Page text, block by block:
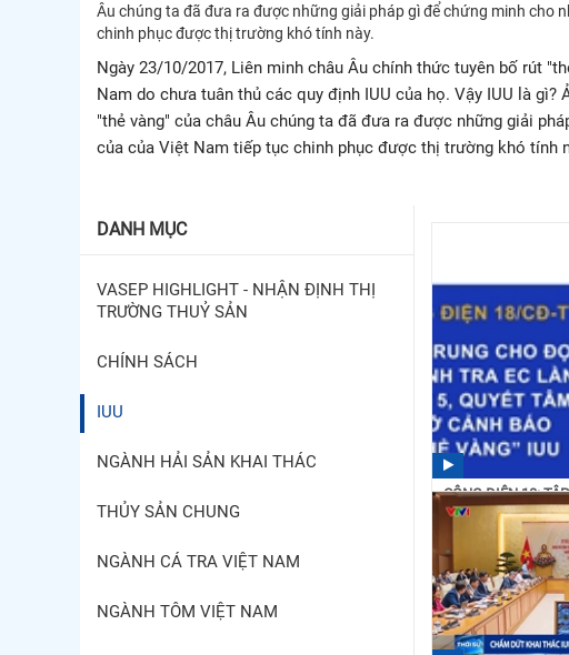
Âu chúng ta đã đưa ra được những giải pháp gì để chứng minh cho
chinh phục được thị trường khó tính này.
Ngày 23/10/2017, Liên minh châu Âu chính thức tuyên bố rút
Nam do chưa tuân thủ các quy định IUU của họ. Vậy IUU là
"thẻ vàng" của châu Âu chúng ta đã đưa ra được những giải
của của Việt Nam tiếp tục chinh phục được thị trường khó tính
DANH MỤC
VASEP HIGHLIGHT - NHẬN ĐỊNH THỊ
TRƯỜNG THUỶ SẢN
CHÍNH SÁCH
IUU
NGÀNH HẢI SẢN KHAI THÁC
THỦY SẢN CHUNG
NGÀNH CÁ TRA VIỆT NAM
NGÀNH TÔM VIỆT NAM
CÔNG ĐIỆN 18:
THANH TRA EC
09:07 04/03/